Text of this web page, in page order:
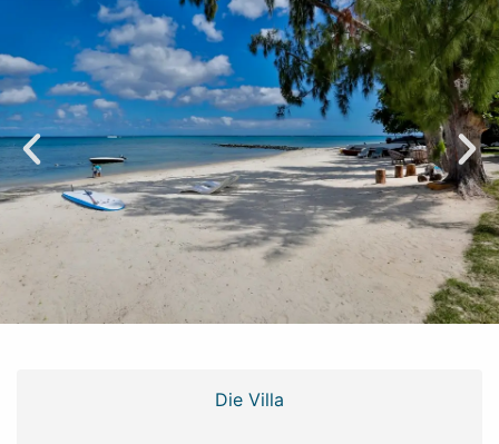
Die Villa